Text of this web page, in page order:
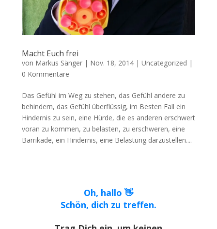
Macht Euch frei
von Markus Sänger| Nov. 18, 2014| Uncategorized |
0 Kommentare
Das Gefühl im Weg zu stehen, das Gefühl andere zu
behindern, das Gefühl überflüssig, im Besten Fall ein
Hindernis zu sein, eine Hürde, die es anderen erschwert
voran zu kommen, zu belasten, zu erschweren, eine
Barrikade, ein Hindernis, eine Belastung darzustellen....
Oh, hallo 👋
Schön, dich zu treffen.